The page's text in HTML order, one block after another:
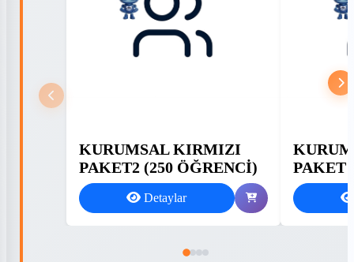
KURUMSAL KIRMIZI
PAKET2 (250 ÖĞRENCİ)
Detaylar
PAKET